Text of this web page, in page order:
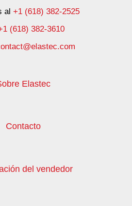
al +1 (618) 382-2525
(618) 382-3610
Elastec
Contacto
del vendedor